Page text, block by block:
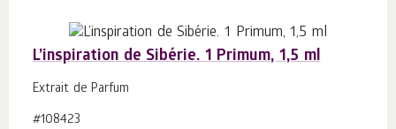
L’inspiration de Sibérie. 1 Primum, 1,5 ml
Extrait de Parfum
#108423